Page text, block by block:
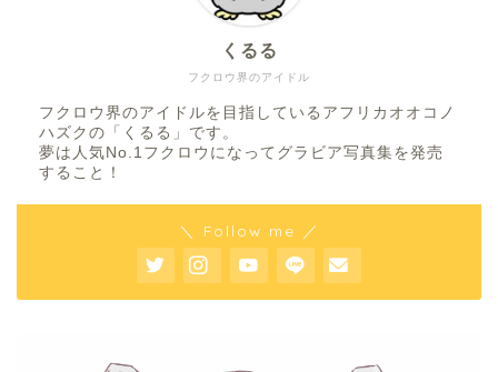
フクロウ界のアイドル
くるる
フクロウ界のアイドルを目指しているアフリカオオコノ
ハズクの「くるる」です。
夢は人気No.1フクロウになってグラビア写真集を発売
すること！
＼ Follow me ／